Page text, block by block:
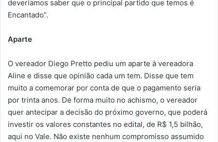
deveríamos saber que o principal partido que temos é
Encantado”.
Aparte
O vereador Diego Pretto pediu um aparte à vereadora
Aline e disse que opinião cada um tem. Disse que tem
muito a comemorar por conta de que o pagamento seria
por trinta anos. De forma muito no achismo, o vereador
quer antecipar a decisão do próximo governo, que poderá
investir os valores constantes no edital, de R$ 1,5 bilhão,
aqui no Vale. Não existe nenhum compromisso assumido